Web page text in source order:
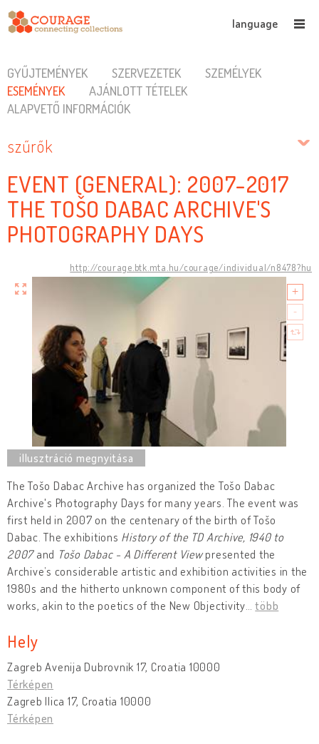
language
GYŰJTEMÉNYEK SZERVEZETEK
SZEMÉLYEK
ESEMÉNYEK
AJÁNLOTT TÉTELEK
ALAPVETŐ INFORMÁCIÓK
szűrők
EVENT (GENERAL): 2007-2017
THE TOŠO DABAC ARCHIVE'S
PHOTOGRAPHY DAYS
http://courage.btk.mta.hu/courage/individual/n8478?hu
The Tošo Dabac Archive has organized the Tošo Dabac
Archive's Photography Days for many years. The event was
first held in 2007 on the centenary of the birth of Tošo
Dabac. The exhibitions History of the TD Archive, 1940 to
2007and Tošo Dabac - A Different Viewpresented the
Archive’s considerable artistic and exhibition activities in the
1980s and the hitherto unknown component of this body of
works, akin to the poetics of the New Objectivity …több
Hely
Zagreb Avenija Dubrovnik 17, Croatia 10000
Térképen
Zagreb Ilica 17, Croatia 10000
Térképen